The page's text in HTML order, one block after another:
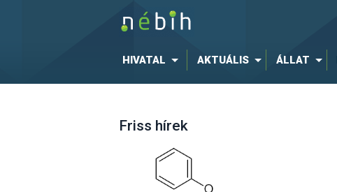
HIVATAL AKTUÁLIS ÁLLAT
Friss hírek